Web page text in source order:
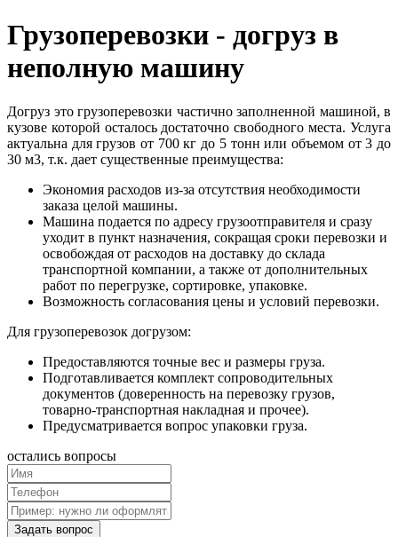
Грузоперевозки - догруз в
неполную машину
Догруз это грузоперевозки частично заполненной машиной, в
кузове которой осталось достаточно свободного места. Услуга
актуальна для грузов от 700 кг до 5 тонн или объемом от 3 до
30 м3, т.к. дает существенные преимущества:
Экономия расходов из-за отсутствия необходимости
заказа целой машины.
Машина подается по адресу грузоотправителя и сразу
уходит в пункт назначения, сокращая сроки перевозки и
освобождая от расходов на доставку до склада
транспортной компании, а также от дополнительных
работ по перегрузке, сортировке, упаковке.
Возможность согласования цены и условий перевозки.
Для грузоперевозок догрузом:
Предоставляются точные вес и размеры груза.
Подготавливается комплект сопроводительных
документов (доверенность на перевозку грузов,
товарно-транспортная накладная и прочее).
Предусматривается вопрос упаковки груза.
остались вопросы
Задать вопрос